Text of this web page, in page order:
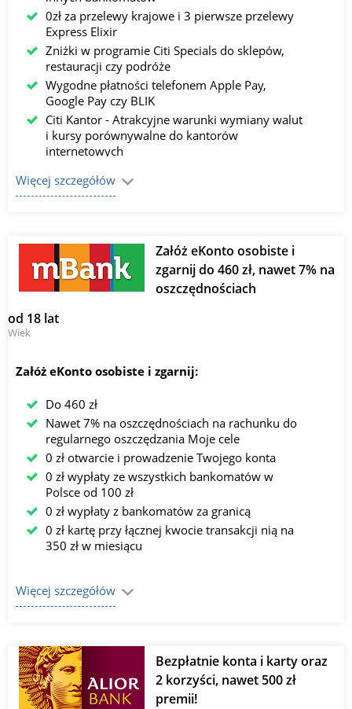
0zł za przelewy krajowe i 3 pierwsze przelewy
Express Elixir
Zniżki w programie Citi Specials do sklepów,
restauracji czy podróże
Wygodne płatności telefonem Apple Pay,
Google Pay czy BLIK
Citi Kantor - Atrakcyjne warunki wymiany walut
i kursy porównywalne do kantorów
internetowych
6 % na Koncie SuperOszczędnościowym do 20
Więcej szczegółów
Załóż eKonto osobiste i
zgarnij do 460 zł, nawet 7% na
oszczędnościach
od 18 lat
Wiek
Załóż eKonto osobiste i zgarnij:
Do 460 zł
Nawet 7% na oszczędnościach na rachunku do
regularnego oszczędzania Moje cele
0 zł otwarcie i prowadzenie Twojego konta
0 zł wypłaty ze wszystkich bankomatów w
Polsce od 100 zł
0 zł wypłaty z bankomatów za granicą
0 zł kartę przy łącznej kwocie transakcji nią na
350 zł w miesiącu
Więcej szczegółów
Bezpłatnie konta i karty oraz
2 korzyści, nawet 500 zł
premii!